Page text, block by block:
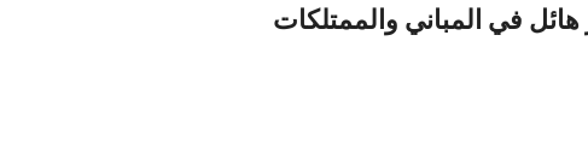
هائل في المباني والممتلكات